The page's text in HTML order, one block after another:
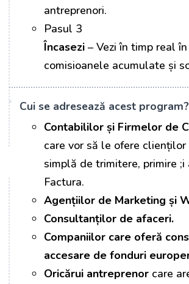
antreprenori.
Pasul 3
Încasezi– Vezi în timp real
comisioanele acumulate și
Cui se adresează acest program?
Contabililor și Firmelor de
care vor să le ofere
simplă de trimitere, primire ;i
Factura.
Agențiilor de Marketing și
Consultanților de afaceri.
Companiilor care oferă
accesare de fonduri
Oricărui antreprenor care